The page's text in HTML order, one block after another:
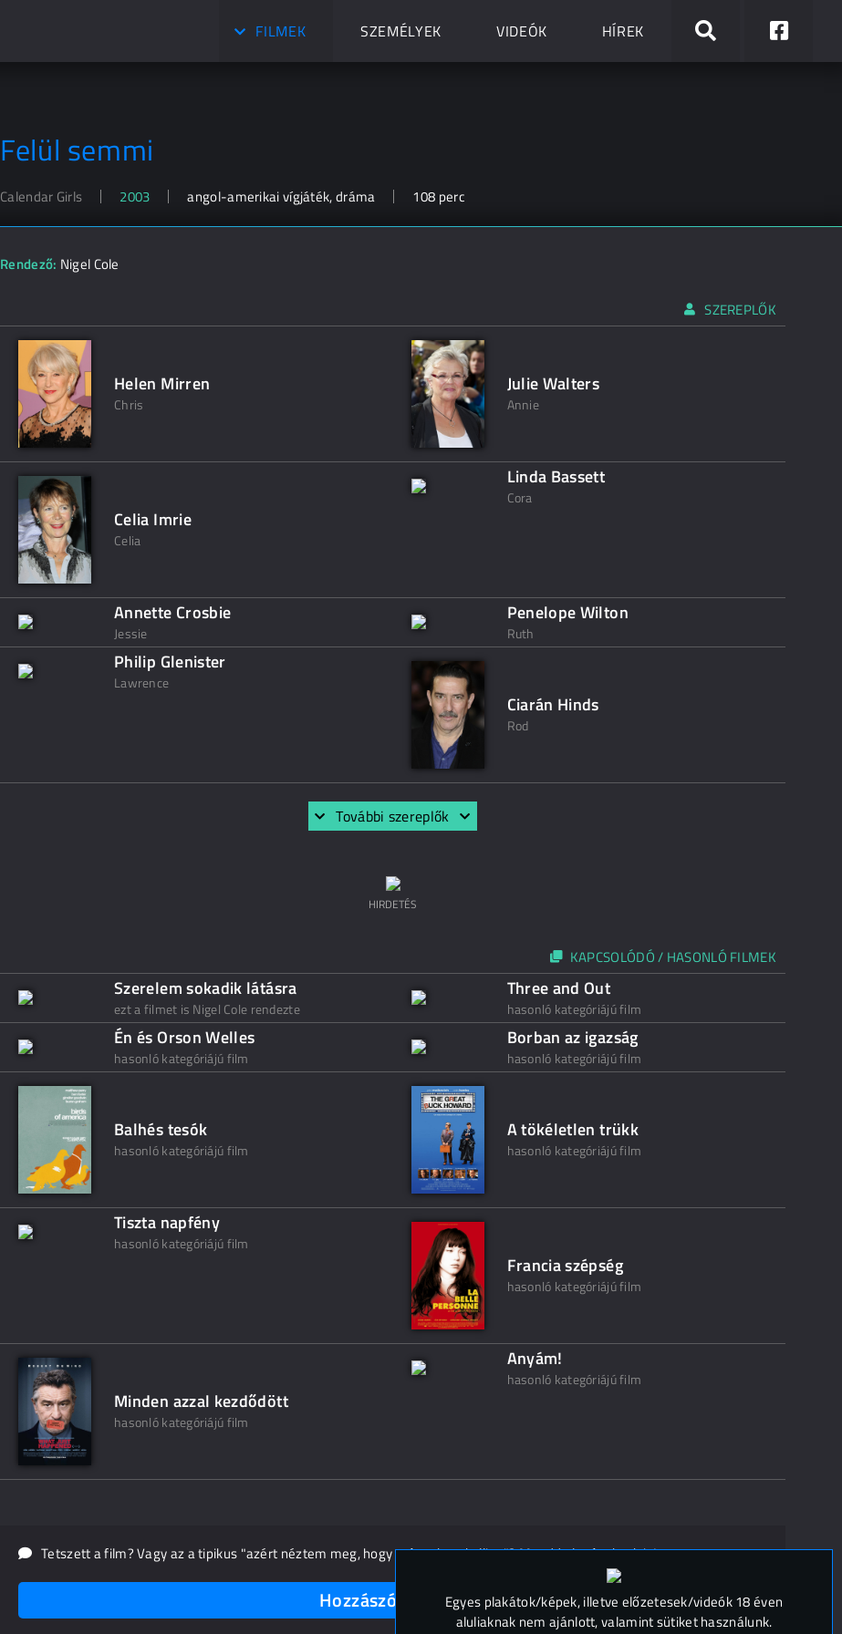
FILMEK SZEMÉLYEK VIDEÓK HÍREK
Felül semmi
Calendar Girls 2003 angol-amerikai vígjáték, dráma 108 perc
Rendező: Nigel Cole
SZEREPLŐK
Helen Mirren
Chris
Julie Walters
Annie
Celia Imrie
Celia
Linda Bassett
Cora
Annette Crosbie
Jessie
Penelope Wilton
Ruth
Philip Glenister
Lawrence
Ciarán Hinds
Rod
További szereplők
HIRDETÉS
KAPCSOLÓDÓ / HASONLÓ FILMEK
Szerelem sokadik látásra
ezt a filmet is Nigel Cole rendezte
Three and Out
hasonló kategóriájú film
Én és Orson Welles
hasonló kategóriájú film
Borban az igazság
hasonló kategóriájú film
Balhés tesók
hasonló kategóriájú film
A tökéletlen trükk
hasonló kategóriájú film
Tiszta napfény
hasonló kategóriájú film
Francia szépség
hasonló kategóriájú film
Minden azzal kezdődött
hasonló kategóriájú film
Anyám!
hasonló kategóriájú film
Tetszett a film? Vagy az a tipikus "azért néztem meg, hogy másnak ne kelljen"? Mondd el másoknak is!
Hozzászólások (0)
Egyes plakátok/képek, illetve előzetesek/videók 18 éven
aluliaknak nem ajánlott, valamint sütiket használunk.